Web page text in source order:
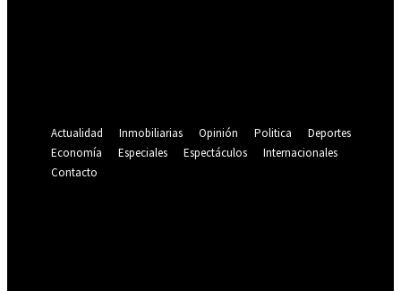
Actualidad
Inmobiliarias Opinión Politica
Deportes
Economía
Especiales Espectáculos
Internacionales
Contacto